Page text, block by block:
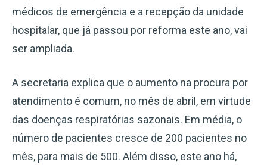
médicos de emergência e a recepção da unidade
hospitalar, que já passou por reforma este ano, vai
ser ampliada.
A secretaria explica que o aumento na procura por
atendimento é comum, no mês de abril, em virtude
das doenças respiratórias sazonais. Em média, o
número de pacientes cresce de 200 pacientes no
mês, para mais de 500. Além disso, este ano há,